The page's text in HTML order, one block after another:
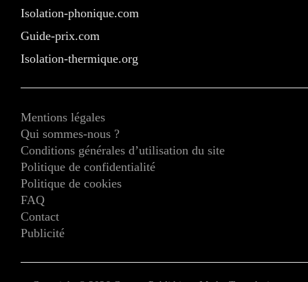
Isolation-phonique.com
Guide-prix.com
Isolation-thermique.org
Mentions légales
Qui sommes-nous ?
Conditions générales d’utilisation du site
Politique de confidentialité
Politique de cookies
FAQ
Contact
Publicité